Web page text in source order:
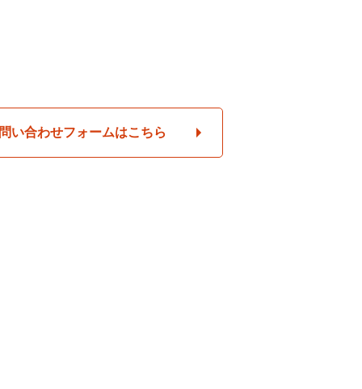
い合わせフォームはこちら